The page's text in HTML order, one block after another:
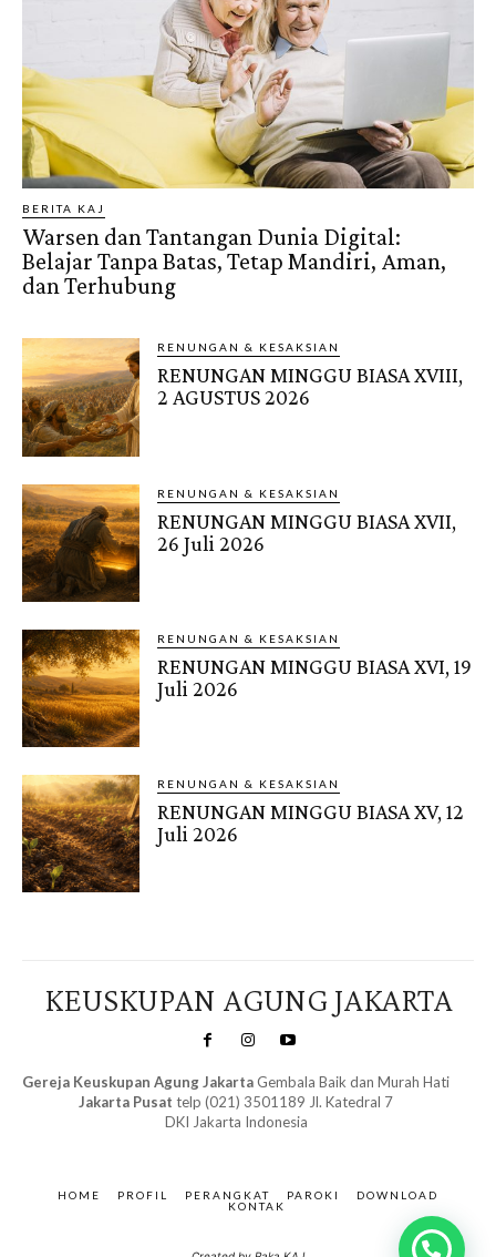
BERITA KAJ
Warsen dan Tantangan Dunia Digital:
Belajar Tanpa Batas, Tetap Mandiri, Aman,
dan Terhubung
RENUNGAN & KESAKSIAN
RENUNGAN MINGGU BIASA XVIII,
2 AGUSTUS 2026
RENUNGAN & KESAKSIAN
RENUNGAN MINGGU BIASA XVII,
26 Juli 2026
RENUNGAN & KESAKSIAN
RENUNGAN MINGGU BIASA XVI, 19
Juli 2026
RENUNGAN & KESAKSIAN
RENUNGAN MINGGU BIASA XV, 12
Juli 2026
KEUSKUPAN AGUNG JAKARTA
Gereja Keuskupan Agung Jakarta Gembala Baik dan Murah Hati
Jakarta Pusat telp (021) 3501189 Jl. Katedral 7
DKI Jakarta Indonesia
HOME PROFIL PERANGKAT PAROKI
DOWNLOAD
KONTAK